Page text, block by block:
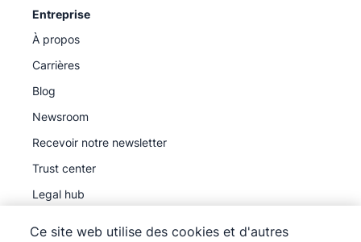
Entreprise
À propos
Carrières
Blog
Newsroom
Recevoir notre newsletter
Trust center
Legal hub
Ce site web utilise des cookies et d'autres